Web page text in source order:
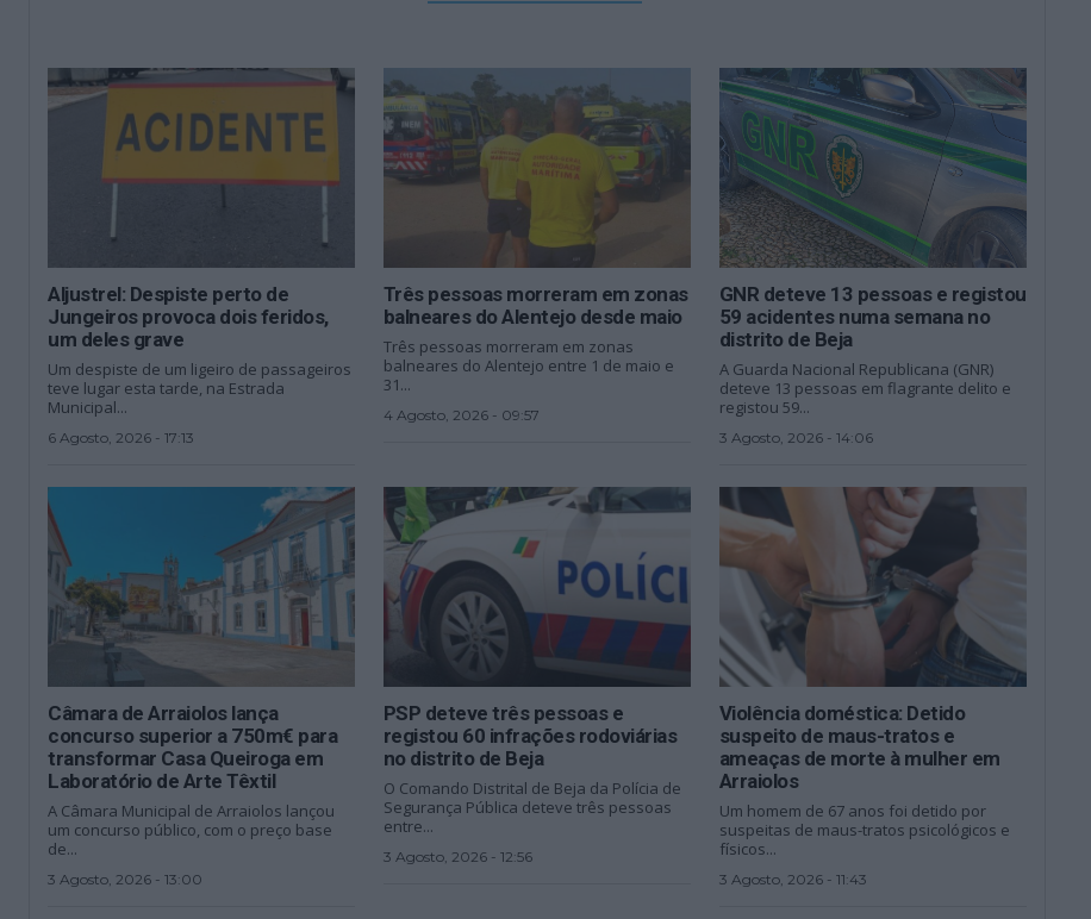
Aljustrel: Despiste perto de
Jungeiros provoca dois feridos,
um deles grave
Um despiste de um ligeiro de passageiros
teve lugar esta tarde, na Estrada
Municipal...
6 Agosto, 2026 - 17:13
Três pessoas morreram em zonas
balneares do Alentejo desde maio
Três pessoas morreram em zonas
balneares do Alentejo entre 1 de maio e
31...
4 Agosto, 2026 - 09:57
GNR deteve 13 pessoas e registou
59 acidentes numa semana no
distrito de Beja
A Guarda Nacional Republicana (GNR)
deteve 13 pessoas em flagrante delito e
registou 59...
3 Agosto, 2026 - 14:06
Câmara de Arraiolos lança
concurso superior a 750m€ para
transformar Casa Queiroga em
Laboratório de Arte Têxtil
A Câmara Municipal de Arraiolos lançou
um concurso público, com o preço base
de...
3 Agosto, 2026 - 13:00
PSP deteve três pessoas e
registou 60 infrações rodoviárias
no distrito de Beja
O Comando Distrital de Beja da Polícia de
Segurança Pública deteve três pessoas
entre...
3 Agosto, 2026 - 12:56
Violência doméstica: Detido
suspeito de maus-tratos e
ameaças de morte à mulher em
Arraiolos
Um homem de 67 anos foi detido por
suspeitas de maus-tratos psicológicos e
físicos...
3 Agosto, 2026 - 11:43